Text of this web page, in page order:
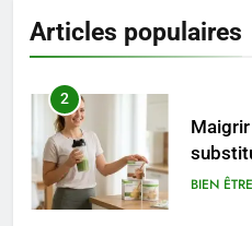
Articles populaires
2
BIEN ÊTRE